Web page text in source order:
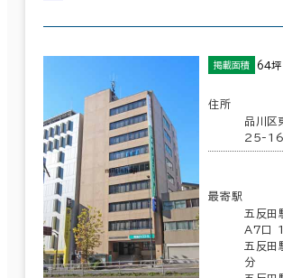
掲載面積 64坪
住所
品川区
25-16
最寄駅
五反田
A7口
五反
分